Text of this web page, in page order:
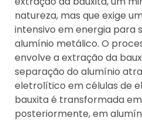
natureza, mas que exige
intensivo em energia para
alumínio metálico. O
envolve a extração da
separação do alumínio
eletrolítico em células de
bauxita é transformada
posteriormente, em